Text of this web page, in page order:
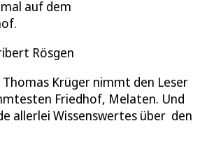
auf dem
Rösgen
Krüger nimmt den Leser
Friedhof, Melaten. Und
allerlei Wissenswertes über den